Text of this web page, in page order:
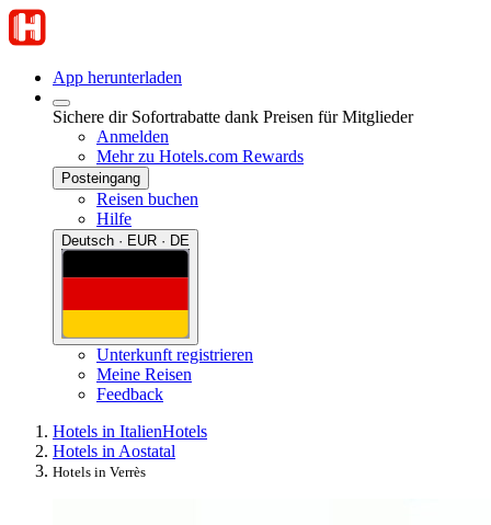
App herunterladen
Sichere dir Sofortrabatte dank Preisen für Mitglieder
Anmelden
Mehr zu Hotels.com Rewards
Posteingang
Reisen buchen
Hilfe
Deutsch · EUR · DE
Unterkunft registrieren
Meine Reisen
Feedback
Hotels in ItalienHotels
Hotels in Aostatal
Hotels in Verrès